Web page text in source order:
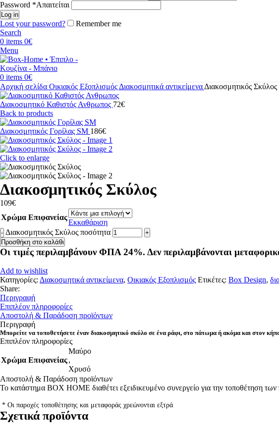
Password *Απαιτείται
Log in
Lost your password?
Remember me
Search
0 items 0€
Menu
0 items 0€
Αρχική σελίδα Οικιακός Εξοπλισμός Διακοσμητικά αντικείμενα Διακοσμητικός Σκύλος
Διακοσμητικό Καθιστός Ανθρωπος 72€
Back to products
Διακοσμητικός Γορίλας SM 186€
Click to enlarge
Διακοσμητικός Σκύλος
109€
Χρώμα Επιφανείας
Εκκαθάριση
Διακοσμητικός Σκύλος ποσότητα
Προσθήκη στο καλάθι
Οι τιμές περιλαμβάνουν ΦΠΑ 24%. Δεν περιλαμβάνονται
Add to wishlist
Κατηγορίες: Διακοσμητικά αντικείμενα, Οικιακός Εξοπλισμός Ετικέτες: Box Design,
Share:
Περιγραφή
Επιπλέον πληροφορίες
Αποστολή & Παράδοση προϊόντων
Περιγραφή
Μπορείτε να τοποθετήσετε έναν διακοσμητικό σκύλο σε ένα ράφι, στο πάτωμα ή ακόμα και στον
Επιπλέον πληροφορίες
Χρώμα Επιφανείας
Μαύρο
,
Χρυσό
Αποστολή & Παράδοση προϊόντων
Το κατάστημα BOX HOME διαθέτει εξειδικευμένο συνεργείο για την τοποθέτηση
* Οι παροχές τοποθέτησης και μεταφοράς χρεώνονται εξτρά
Σχετικά προϊόντα